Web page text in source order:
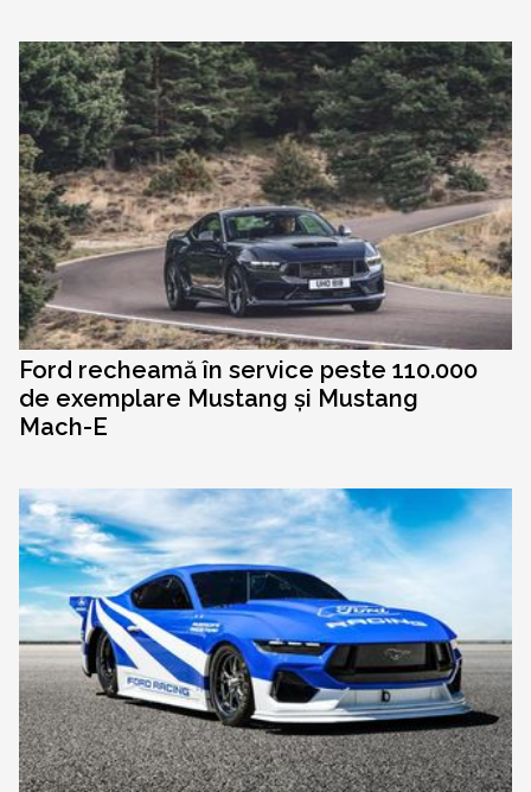
Ford recheamă în service peste 110.000
de exemplare Mustang și Mustang
Mach-E